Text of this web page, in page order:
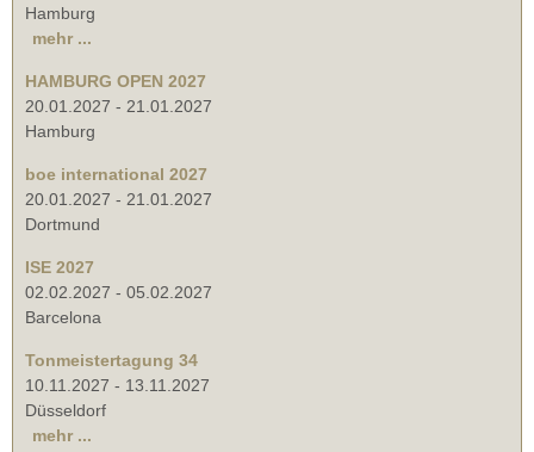
Hamburg
mehr ...
HAMBURG OPEN 2027
20.01.2027 - 21.01.2027
Hamburg
boe international 2027
20.01.2027 - 21.01.2027
Dortmund
ISE 2027
02.02.2027 - 05.02.2027
Barcelona
Tonmeistertagung 34
10.11.2027 - 13.11.2027
Düsseldorf
mehr ...